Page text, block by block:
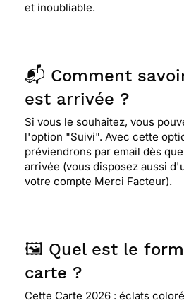
et inoubliable.
📬 Comment
est arrivée ?
Si vous le souhaitez, vous
l'option "Suivi". Avec cette
préviendrons par email dès
arrivée (vous disposez aussi
votre compte Merci Facteur).
🖼️ Quel est le
carte ?
Cette Carte 2026 : éclats